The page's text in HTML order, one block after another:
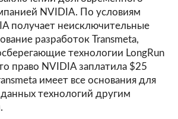
NVIDIA. По условиям
получает неисключительные
разработок Transmeta,
технологии LongRun
право NVIDIA заплатила $25
имеет все основания для
технологий другим